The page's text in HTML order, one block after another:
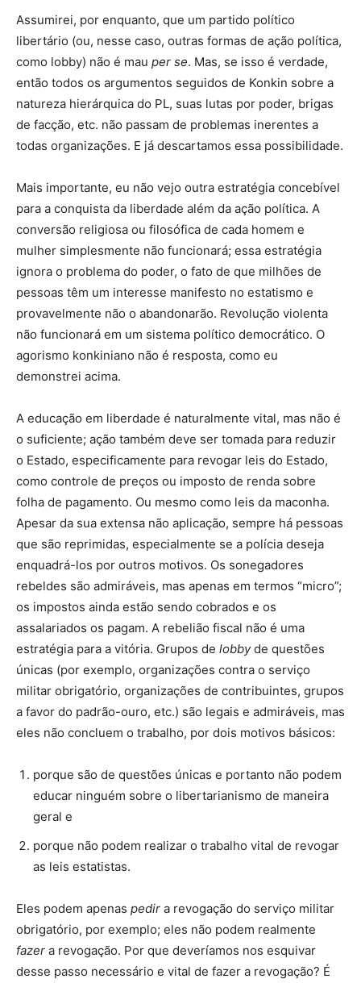
Assumirei, por enquanto, que um partido político
libertário (ou, nesse caso, outras formas de ação política,
como lobby) não é mau per se. Mas, se isso é verdade,
então todos os argumentos seguidos de Konkin sobre a
natureza hierárquica do PL, suas lutas por poder, brigas
de facção, etc. não passam de problemas inerentes a
todas organizações. E já descartamos essa possibilidade.
Mais importante, eu não vejo outra estratégia concebível
para a conquista da liberdade além da ação política. A
conversão religiosa ou filosófica de cada homem e
mulher simplesmente não funcionará; essa estratégia
ignora o problema do poder, o fato de que milhões de
pessoas têm um interesse manifesto no estatismo e
provavelmente não o abandonarão. Revolução violenta
não funcionará em um sistema político democrático. O
agorismo konkiniano não é resposta, como eu
demonstrei acima.
A educação em liberdade é naturalmente vital, mas não é
o suficiente; ação também deve ser tomada para reduzir
o Estado, especificamente para revogar leis do Estado,
como controle de preços ou imposto de renda sobre
folha de pagamento. Ou mesmo como leis da maconha.
Apesar da sua extensa não aplicação, sempre há pessoas
que são reprimidas, especialmente se a polícia deseja
enquadrá-los por outros motivos. Os sonegadores
rebeldes são admiráveis, mas apenas em termos “micro”;
os impostos ainda estão sendo cobrados e os
assalariados os pagam. A rebelião fiscal não é uma
estratégia para a vitória. Grupos de lobbyde questões
únicas (por exemplo, organizações contra o serviço
militar obrigatório, organizações de contribuintes, grupos
a favor do padrão-ouro, etc.) são legais e admiráveis, mas
eles não concluem o trabalho, por dois motivos básicos:
porque são de questões únicas e portanto não podem
educar ninguém sobre o libertarianismo de maneira
geral e
porque não podem realizar o trabalho vital de revogar
as leis estatistas.
Eles podem apenas pedir a revogação do serviço militar
obrigatório, por exemplo; eles não podem realmente
fazer a revogação. Por que deveríamos nos esquivar
desse passo necessário e vital de fazer a revogação? É